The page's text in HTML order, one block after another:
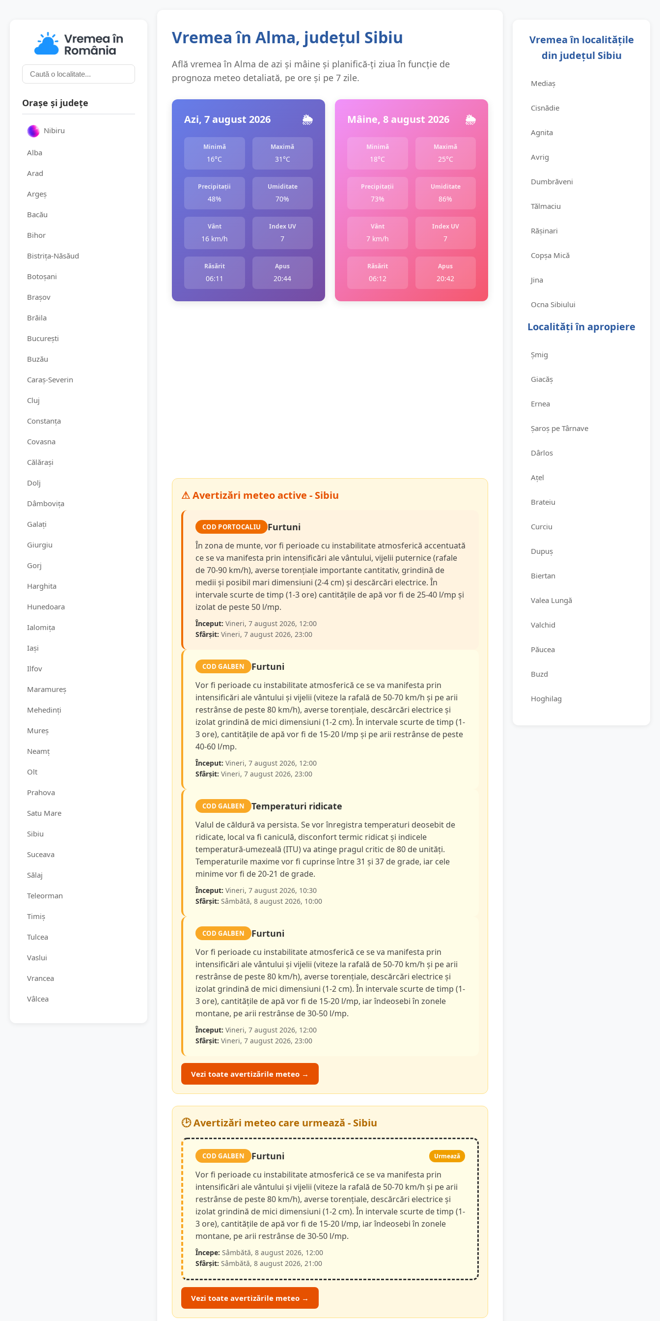
Orașe și județe
Nibiru
Alba
Arad
Argeș
Bacău
Bihor
Bistrița-Năsăud
Botoșani
Brașov
Brăila
București
Buzău
Caraș-Severin
Cluj
Constanța
Covasna
Călărași
Dolj
Dâmbovița
Galați
Giurgiu
Gorj
Harghita
Hunedoara
Ialomița
Iași
Ilfov
Maramureș
Mehedinți
Mureș
Neamț
Olt
Prahova
Satu Mare
Sibiu
Suceava
Sălaj
Teleorman
Timiș
Tulcea
Vaslui
Vrancea
Vâlcea
Vremea în Alma, județul Sibiu
Află vremea în Alma de azi și mâine și planifică-ți ziua în funcție de
prognoza meteo detaliată, pe ore și pe 7 zile.
Azi, 7 august 2026 🌦️
Minimă
16°C
Maximă
31°C
Precipitații
48%
Umiditate
70%
Vânt
16 km/h
Index UV
7
Răsărit
06:11
Apus
20:44
Mâine, 8 august 2026 🌦️
Minimă
18°C
Maximă
25°C
Precipitații
73%
Umiditate
86%
Vânt
7 km/h
Index UV
7
Răsărit
06:12
Apus
20:42
⚠ Avertizări meteo active - Sibiu
COD PORTOCALIU Furtuni
În zona de munte, vor fi perioade cu instabilitate atmosferică accentuată
ce se va manifesta prin intensificări ale vântului, vijelii puternice (rafale
de 70-90 km/h), averse torențiale importante cantitativ, grindină de
medii și posibil mari dimensiuni (2-4 cm) și descărcări electrice. În
intervale scurte de timp (1-3 ore) cantitățile de apă vor fi de 25-40 l/mp și
izolat de peste 50 l/mp.
Început: Vineri, 7 august 2026, 12:00
Sfârșit: Vineri, 7 august 2026, 23:00
COD GALBEN Furtuni
Vor fi perioade cu instabilitate atmosferică ce se va manifesta prin
intensificări ale vântului și vijelii (viteze la rafală de 50-70 km/h și pe arii
restrânse de peste 80 km/h), averse torențiale, descărcări electrice și
izolat grindină de mici dimensiuni (1-2 cm). În intervale scurte de timp (1-
3 ore), cantitățile de apă vor fi de 15-20 l/mp și pe arii restrânse de peste
40-60 l/mp.
Început: Vineri, 7 august 2026, 12:00
Sfârșit: Vineri, 7 august 2026, 23:00
COD GALBEN Temperaturi ridicate
Valul de căldură va persista. Se vor înregistra temperaturi deosebit de
ridicate, local va fi caniculă, disconfort termic ridicat și indicele
temperatură-umezeală (ITU) va atinge pragul critic de 80 de unități.
Temperaturile maxime vor fi cuprinse între 31 și 37 de grade, iar cele
minime vor fi de 20-21 de grade.
Început: Vineri, 7 august 2026, 10:30
Sfârșit: Sâmbătă, 8 august 2026, 10:00
COD GALBEN Furtuni
Vor fi perioade cu instabilitate atmosferică ce se va manifesta prin
intensificări ale vântului și vijelii (viteze la rafală de 50-70 km/h și pe arii
restrânse de peste 80 km/h), averse torențiale, descărcări electrice și
izolat grindină de mici dimensiuni (1-2 cm). În intervale scurte de timp (1-
3 ore), cantitățile de apă vor fi de 15-20 l/mp, iar îndeosebi în zonele
montane, pe arii restrânse de 30-50 l/mp.
Început: Vineri, 7 august 2026, 12:00
Sfârșit: Vineri, 7 august 2026, 23:00
Vezi toate avertizările meteo →
🕑 Avertizări meteo care urmează - Sibiu
COD GALBEN Furtuni Urmează
Vor fi perioade cu instabilitate atmosferică ce se va manifesta prin
intensificări ale vântului și vijelii (viteze la rafală de 50-70 km/h și pe arii
restrânse de peste 80 km/h), averse torențiale, descărcări electrice și
izolat grindină de mici dimensiuni (1-2 cm). În intervale scurte de timp (1-
3 ore), cantitățile de apă vor fi de 15-20 l/mp, iar îndeosebi în zonele
montane, pe arii restrânse de 30-50 l/mp.
Începe: Sâmbătă, 8 august 2026, 12:00
Sfârșit: Sâmbătă, 8 august 2026, 21:00
Vezi toate avertizările meteo →
Vremea în localitățile
din județul Sibiu
Mediaș
Cisnădie
Agnita
Avrig
Dumbrăveni
Tălmaciu
Rășinari
Copșa Mică
Jina
Ocna Sibiului
Localități în apropiere
Șmig
Giacăș
Ernea
Șaroș pe Târnave
Dârlos
Ațel
Brateiu
Curciu
Dupuș
Biertan
Valea Lungă
Valchid
Păucea
Buzd
Hoghilag